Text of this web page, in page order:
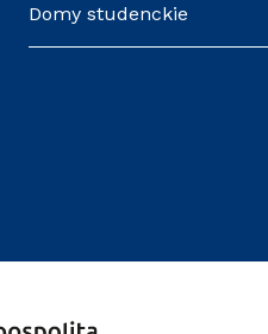
Domy studenckie